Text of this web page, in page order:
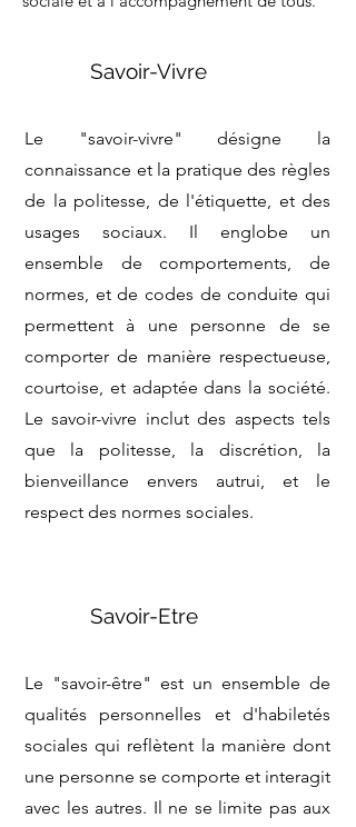
Savoir-Vivre
Le "savoir-vivre" désigne la
connaissance et la pratique des règles
de la politesse, de l'étiquette, et des
usages sociaux. Il englobe un
ensemble de comportements, de
normes, et de codes de conduite qui
permettent à une personne de se
comporter de manière respectueuse,
courtoise, et adaptée dans la société.
Le savoir-vivre inclut des aspects tels
que la politesse, la discrétion, la
bienveillance envers autrui, et le
respect des normes sociales.
Savoir-Etre
Le "savoir-être" est un ensemble de
qualités personnelles et d'habiletés
sociales qui reflètent la manière dont
une personne se comporte et interagit
avec les autres. Il ne se limite pas aux